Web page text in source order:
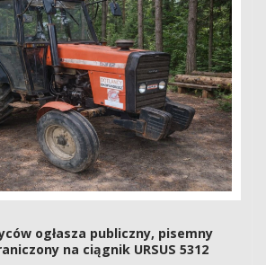
ogłasza publiczny, pisemny
na ciągnik URSUS 5312